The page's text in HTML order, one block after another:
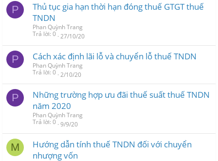
P
Thủ tục gia hạn thời hạn đóng thuế GTGT thuế
TNDN
Phan Quỳnh Trang
Trả lời 0 27/10/20
P Cách xác định lãi lỗ và chuyển lỗ thuế TNDN
Phan Quỳnh Trang
Trả lời 0 2/10/20
P
Những trường hợp ưu đãi thuế suất thuế TNDN
năm 2020
Phan Quỳnh Trang
Trả lời 0 9/9/20
M
Hướng dẫn tính thuế TNDN đối với chuyển
nhượng vốn